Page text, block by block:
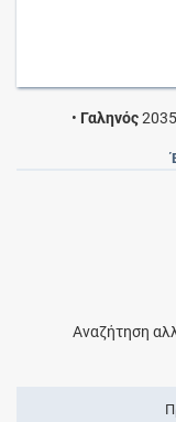
• Γαληνός
Αναζήτηση